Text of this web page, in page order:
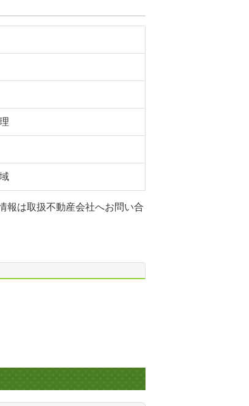
報は取扱不動産会社へお問い合